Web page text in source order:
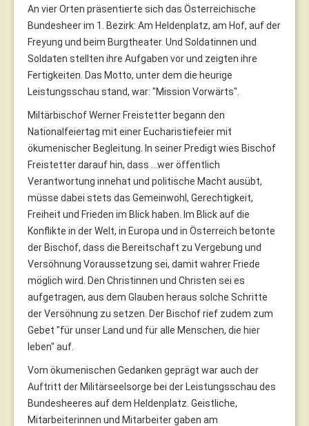
An vier Orten präsentierte sich das Österreichische
Bundesheer im 1. Bezirk: Am Heldenplatz, am Hof, auf der
Freyung und beim Burgtheater. Und Soldatinnen und
Soldaten stellten ihre Aufgaben vor und zeigten ihre
Fertigkeiten. Das Motto, unter dem die heurige
Leistungsschau stand, war: "Mission Vorwärts".
Miltärbischof Werner Freistetter begann den
Nationalfeiertag mit einer Eucharistiefeier mit
ökumenischer Begleitung. In seiner Predigt wies Bischof
Freistetter darauf hin, dass …wer öffentlich
Verantwortung innehat und politische Macht ausübt,
müsse dabei stets das Gemeinwohl, Gerechtigkeit,
Freiheit und Frieden im Blick haben. Im Blick auf die
Konflikte in der Welt, in Europa und in Österreich betonte
der Bischof, dass die Bereitschaft zu Vergebung und
Versöhnung Voraussetzung sei, damit wahrer Friede
möglich wird. Den Christinnen und Christen sei es
aufgetragen, aus dem Glauben heraus solche Schritte
der Versöhnung zu setzen. Der Bischof rief zudem zum
Gebet "für unser Land und für alle Menschen, die hier
leben" auf.
Vom ökumenischen Gedanken geprägt war auch der
Auftritt der Militärseelsorge bei der Leistungsschau des
Bundesheeres auf dem Heldenplatz. Geistliche,
Mitarbeiterinnen und Mitarbeiter gaben am